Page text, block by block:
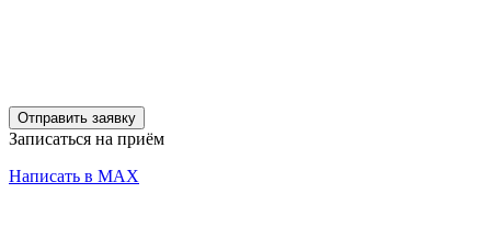
Отправить заявку
Записаться на приём
Написать в MAX